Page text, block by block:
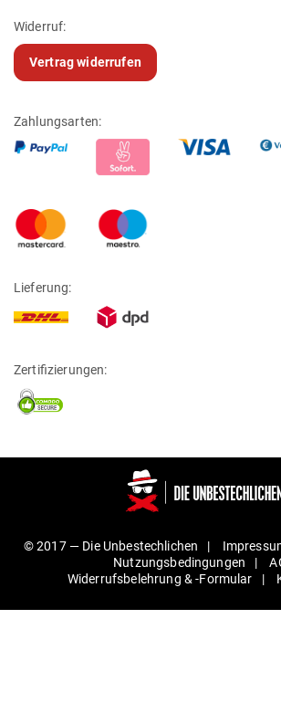
Widerruf:
Vertrag widerrufen
Zahlungsarten:
Lieferung:
Zertifizierungen:
© 2017 — Die Unbestechlichen
Nut­zungs­be­din­gungen
Wider­rufs­be­lehrung & ‑For­mular